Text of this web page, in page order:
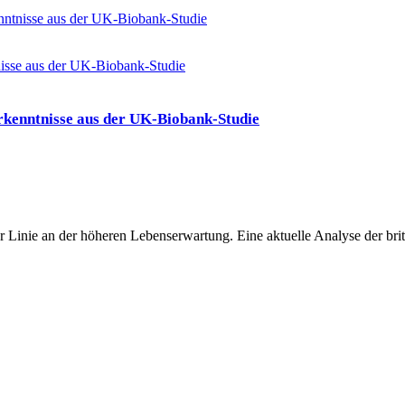
aus der UK-Biobank-Studie
aus der UK-Biobank-Studie
an der höheren Lebenserwartung. Eine aktuelle Analyse der